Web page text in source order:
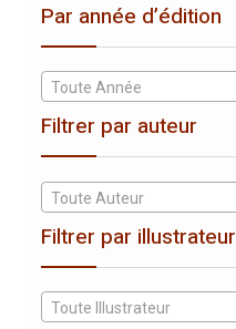
Par année d’édition
Toute Année
Filtrer par auteur
Toute Auteur
Filtrer par illustrateur
Toute Illustrateur